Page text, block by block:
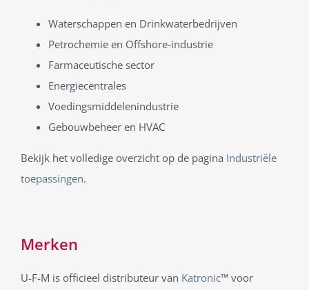
Waterschappen en Drinkwaterbedrijven
Petrochemie en Offshore-industrie
Farmaceutische sector
Energiecentrales
Voedingsmiddelenindustrie
Gebouwbeheer en HVAC
Bekijk het volledige overzicht op de pagina Industriële
toepassingen.
Merken
U-F-M is officieel distributeur van Katronic™ voor